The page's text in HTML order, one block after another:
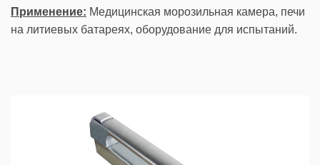
Применение: Медицинская морозильная камера, печи
на литиевых батареях, оборудование для испытаний.